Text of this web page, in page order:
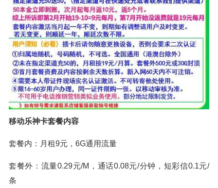
移动乐神卡套餐内容
套餐内：月租9元，6G通用流量
套餐外：流量0.29元/M，通话0.08元/分钟，短彩信0.1元/
条